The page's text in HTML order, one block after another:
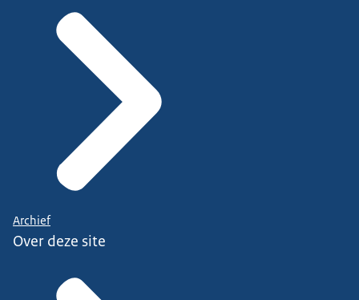
Archief
Over deze site